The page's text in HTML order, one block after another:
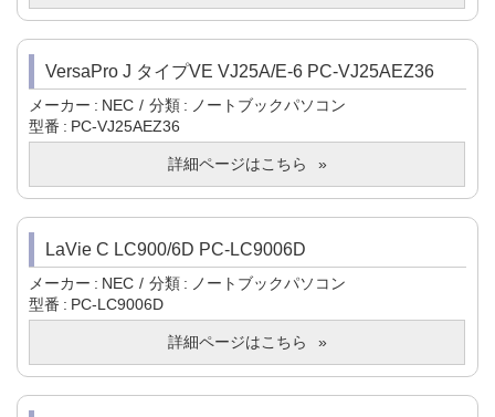
VersaPro J タイプVE VJ25A/E-6 PC-VJ25AEZ36
メーカー NEC 分類
ノートブックパソコン
型番
PC-VJ25AEZ36
詳細ページはこちら
LaVie C LC900/6D PC-LC9006D
メーカー NEC 分類
ノートブックパソコン
型番
PC-LC9006D
詳細ページはこちら